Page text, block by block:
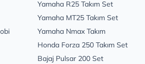
Yamaha R25 Takım Set
Yamaha MT25 Takım Set
Yamaha Nmax Takım
Honda Forza 250 Takım Set
Bajaj Pulsar 200 Set